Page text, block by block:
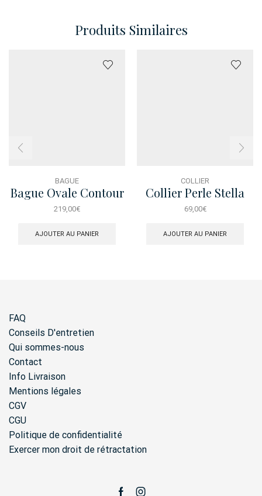
Produits Similaires
BAGUE
Bague Ovale Contour
Baguette Dore
219,00€
AJOUTER AU PANIER
COLLIER
Collier Perle Stella
Dore
69,00€
AJOUTER AU PANIER
FAQ
Conseils D'entretien
Qui sommes-nous
Contact
Info Livraison
Mentions légales
CGV
CGU
Politique de confidentialité
Exercer mon droit de rétractation